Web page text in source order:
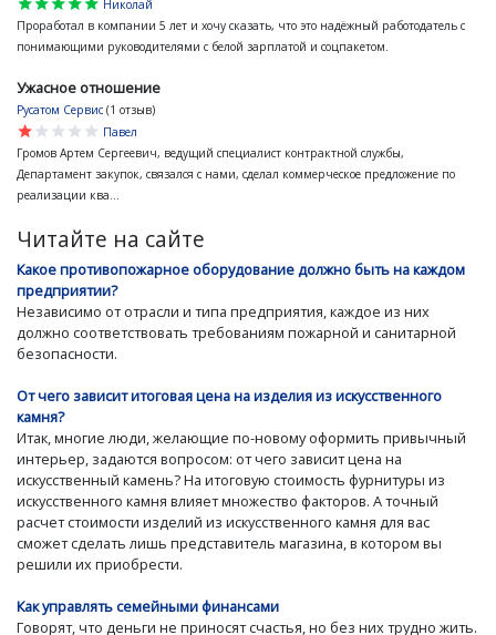
star
star
star
star
star
Николай
Проработал в компании 5 лет и хочу сказать, что это надёжный работодатель с
понимающими руководителями с белой зарплатой и соцпакетом.
Ужасное отношение
Русатом Сервис (1 отзыв)
star
star
star
star
star
Павел
Громов Артем Сергеевич, ведущий специалист контрактной службы,
Департамент закупок, связался с нами, сделал коммерческое предложение по
реализации ква...
Читайте на сайте
Какое противопожарное оборудование должно быть на каждом
предприятии?
Независимо от отрасли и типа предприятия, каждое из них
должно соответствовать требованиям пожарной и санитарной
безопасности.
От чего зависит итоговая цена на изделия из искусственного
камня?
Итак, многие люди, желающие по-новому оформить привычный
интерьер, задаются вопросом: от чего зависит цена на
искусственный камень? На итоговую стоимость фурнитуры из
искусственного камня влияет множество факторов. А точный
расчет стоимости изделий из искусственного камня для вас
сможет сделать лишь представитель магазина, в котором вы
решили их приобрести.
Как управлять семейными финансами
Говорят, что деньги не приносят счастья, но без них трудно жить.